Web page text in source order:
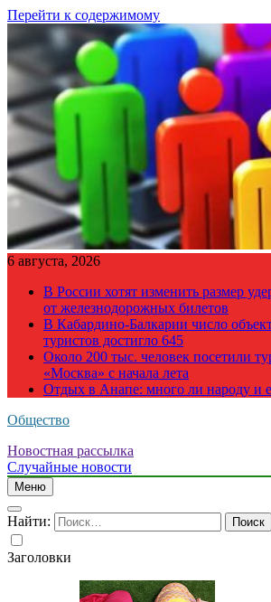
Перейти к содержимому
6 августа, 2026
В России хотят изменить размер
от железнодорожных билетов
В Кабардино-Балкарии число
туристов достигло 645
Около 200 тыс. человек посетили
«Москва» с начала лета
Отдых в Анапе: много ли народу и
Общество
Новостная рассылка
Случайные новости
Меню
Найти:
Заголовки